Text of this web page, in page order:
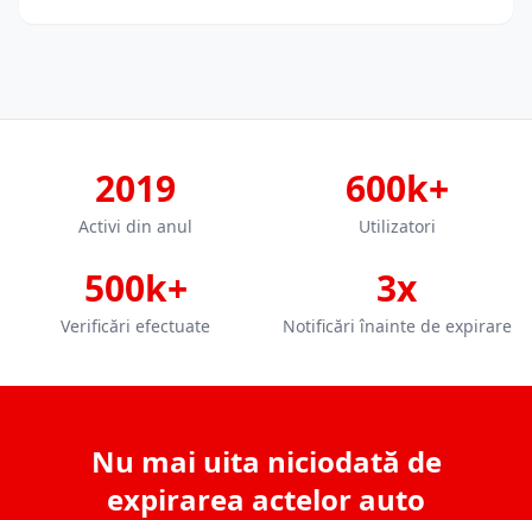
2019
Activi din anul
600k+
Utilizatori
500k+
Verificări efectuate
3x
Notificări înainte de expirare
Nu mai uita niciodată de
expirarea actelor auto